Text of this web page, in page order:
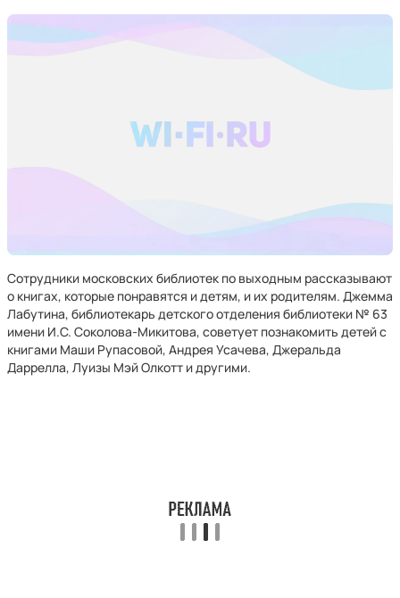
Сотрудники московских библиотек по выходным рассказывают
о книгах, которые понравятся и детям, и их родителям. Джемма
Лабутина, библиотекарь детского отделения библиотеки № 63
имени И.С. Соколова-Микитова, советует познакомить детей с
книгами Маши Рупасовой, Андрея Усачева, Джеральда
Даррелла, Луизы Мэй Олкотт и другими.